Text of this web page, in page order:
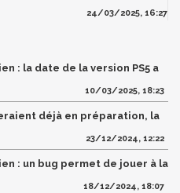
24/03/2025, 16:27
: la date de la version PS5 a
10/03/2025, 18:23
déjà en préparation, la
23/12/2024, 12:22
: un bug permet de jouer à la
18/12/2024, 18:07